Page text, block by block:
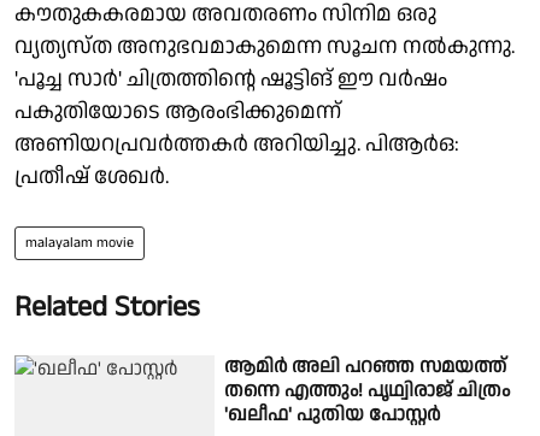
കൗതുകകരമായ അവതരണം സിനിമ ഒരു
വ്യത്യസ്ത അനുഭവമാകുമെന്ന സൂചന നൽകുന്നു.
'പൂച്ച സാർ' ചിത്രത്തിന്റെ ഷൂട്ടിങ് ഈ വർഷം
പകുതിയോടെ ആരംഭിക്കുമെന്ന്
അണിയറപ്രവർത്തകർ അറിയിച്ചു. പിആർഒ:
പ്രതീഷ് ശേഖർ.
malayalam movie
Related Stories
ആമിർ അലി പറഞ്ഞ സമയത്ത്
തന്നെ എത്തും! പൃഥ്വിരാജ് ചിത്രം
'ഖലീഫ' പുതിയ പോസ്റ്റർ